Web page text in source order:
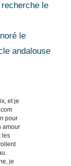
recherche le
le
andalouse
et je
pour
amour
les
je